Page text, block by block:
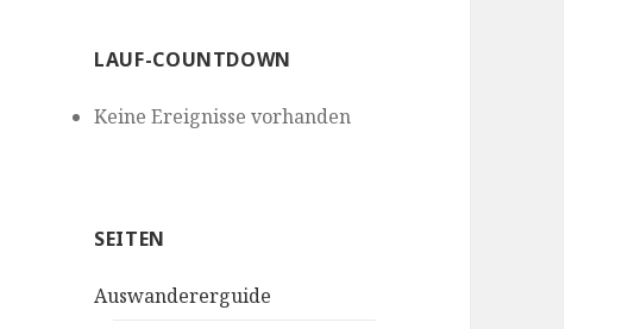
LAUF-COUNTDOWN
Keine Ereignisse vorhanden
SEITEN
Auswandererguide